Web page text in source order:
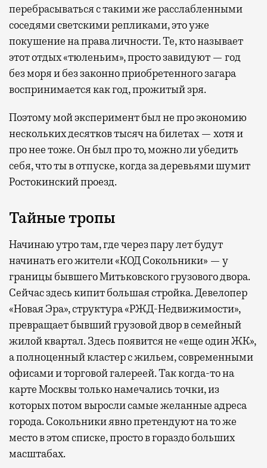
перебрасываться с такими же расслабленными
соседями светскими репликами, это уже
покушение на права личности. Те, кто называет
этот отдых «тюленьим», просто завидуют — год
без моря и без законно приобретенного загара
воспринимается как год, прожитый зря.
Поэтому мой эксперимент был не про экономию
нескольких десятков тысяч на билетах — хотя и
про нее тоже. Он был про то, можно ли убедить
себя, что ты в отпуске, когда за деревьями шумит
Ростокинский проезд.
Тайные тропы
Начинаю утро там, где через пару лет будут
начинать его жители «КОД Сокольники» — у
границы бывшего Митьковского грузового двора.
Сейчас здесь кипит большая стройка. Девелопер
«Новая Эра», структура «РЖД-Недвижимости»,
превращает бывший грузовой двор в семейный
жилой квартал. Здесь появится не «еще один ЖК»,
а полноценный кластер с жильем, современными
офисами и торговой галереей. Так когда-то на
карте Москвы только намечались точки, из
которых потом выросли самые желанные адреса
города. Сокольники явно претендуют на то же
место в этом списке, просто в гораздо больших
масштабах.